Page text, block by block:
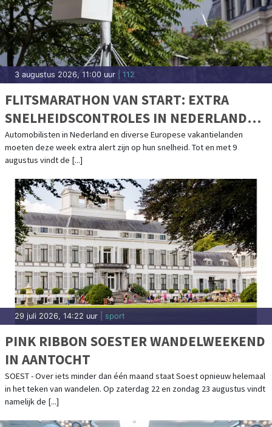
3 augustus 2026, 11:00 uur | 112
FLITSMARATHON VAN START: EXTRA
SNELHEIDSCONTROLES IN NEDERLAND
EN POPULAIRE VAKANTIELANDEN
Automobilisten in Nederland en diverse Europese vakantielanden
moeten deze week extra alert zijn op hun snelheid. Tot en met 9
augustus vindt de [...]
29 juli 2026, 14:22 uur | sport
PINK RIBBON SOESTER WANDELWEEKEND
IN AANTOCHT
SOEST - Over iets minder dan één maand staat Soest opnieuw helemaal
in het teken van wandelen. Op zaterdag 22 en zondag 23 augustus vindt
namelijk de [...]